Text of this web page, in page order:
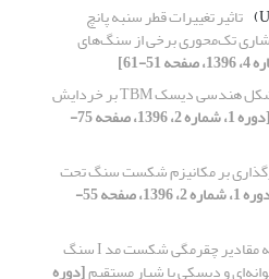
تاثیر تغییرات قطر سنبه پانچ
تک‌محوری برخی از سنگ‌های
مطالعه تاثیر شکل هندسی دیسک TBM بر خردایش
[دوره 1، شماره 2، 1396، صفحه 75-
بر مکانیزم شکست سنگ تحت
[دوره 1، شماره 2، 1396، صفحه 55-
مقایسه مقادیر چقرمگی شکست مد I سنگ
و دیسکی با شیار مستقیم[دوره